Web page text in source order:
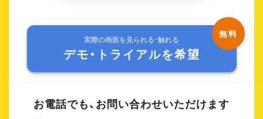
実際の画面を見られる・触れる
デモ・トライアルを希望
お電話でも、お問い合わせいただけます